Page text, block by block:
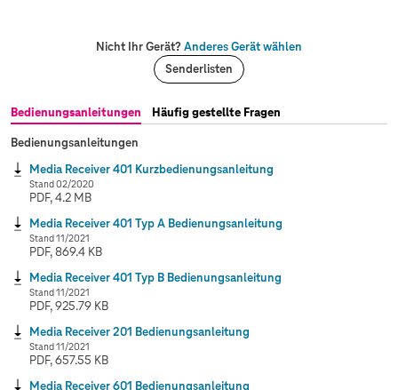
Nicht Ihr Gerät?Anderes Gerät wählen
Senderlisten
Bedienungsanleitungen
Häufig gestellte Fragen
Bedienungsanleitungen
Media Receiver 401 Kurzbedienungsanleitung
Stand 02/2020
PDF, 4.2 MB
Media Receiver 401 Typ A Bedienungsanleitung
Stand 11/2021
PDF, 869.4 KB
Media Receiver 401 Typ B Bedienungsanleitung
Stand 11/2021
PDF, 925.79 KB
Media Receiver 201 Bedienungsanleitung
Stand 11/2021
PDF, 657.55 KB
Media Receiver 601 Bedienungsanleitung